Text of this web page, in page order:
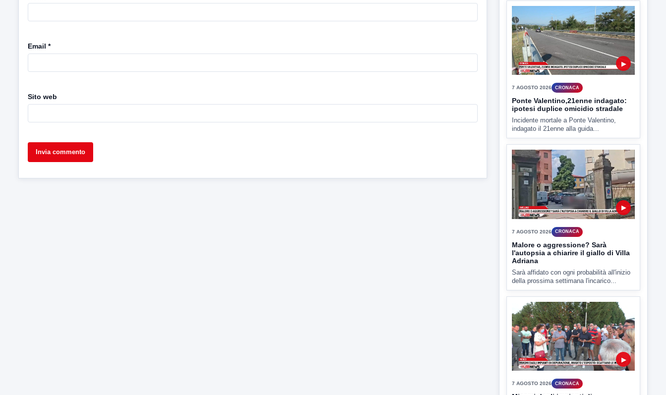
Email *
Sito web
CRONACA
Ponte Valentino,21enne indagato:
ipotesi duplice omicidio stradale
Incidente mortale a Ponte Valentino,
indagato il 21enne alla guida...
7 AGOSTO 2026 CRONACA
Malore o aggressione? Sarà
l'autopsia a chiarire il giallo di Villa
Adriana
Sarà affidato con ogni probabilità all'inizio
della prossima settimana l'incarico...
7 AGOSTO 2026 CRONACA
Miasmi dagli impianti di
depurazione, inviato l'esposto:
scattano le indagini
I cattivi odori provenienti dagli impianti di
depurazione industriale di...